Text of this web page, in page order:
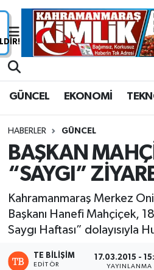
GÜNCEL EKONOMİ
HABERLER GÜNCEL
BAŞKAN
“SAYGI”
Kahramanmaraş Merkez
Başkanı Hanefi Mahçiçek,
Saygı Haftası” dolayısıyla
TE BILIŞIM
EDITÖR
17.03.2015 -
YAYINLANMA
Nöbetçi Eczaneler
Süper Lig Puan Durumu
Tüm Manşetler
Son Dakika Haberleri
Haber Arşivi